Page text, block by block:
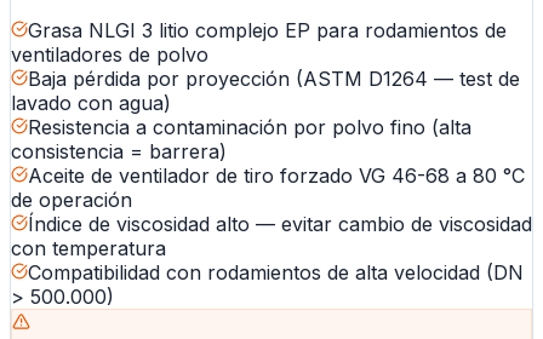
Grasa NLGI 3 litio complejo EP para rodamientos de
ventiladores de polvo
Baja pérdida por proyección (ASTM D1264 — test de
lavado con agua)
Resistencia a contaminación por polvo fino (alta
consistencia = barrera)
Aceite de ventilador de tiro forzado VG 46-68 a 80 °C
de operación
Índice de viscosidad alto — evitar cambio de viscosidad
con temperatura
Compatibilidad con rodamientos de alta velocidad (DN
> 500.000)